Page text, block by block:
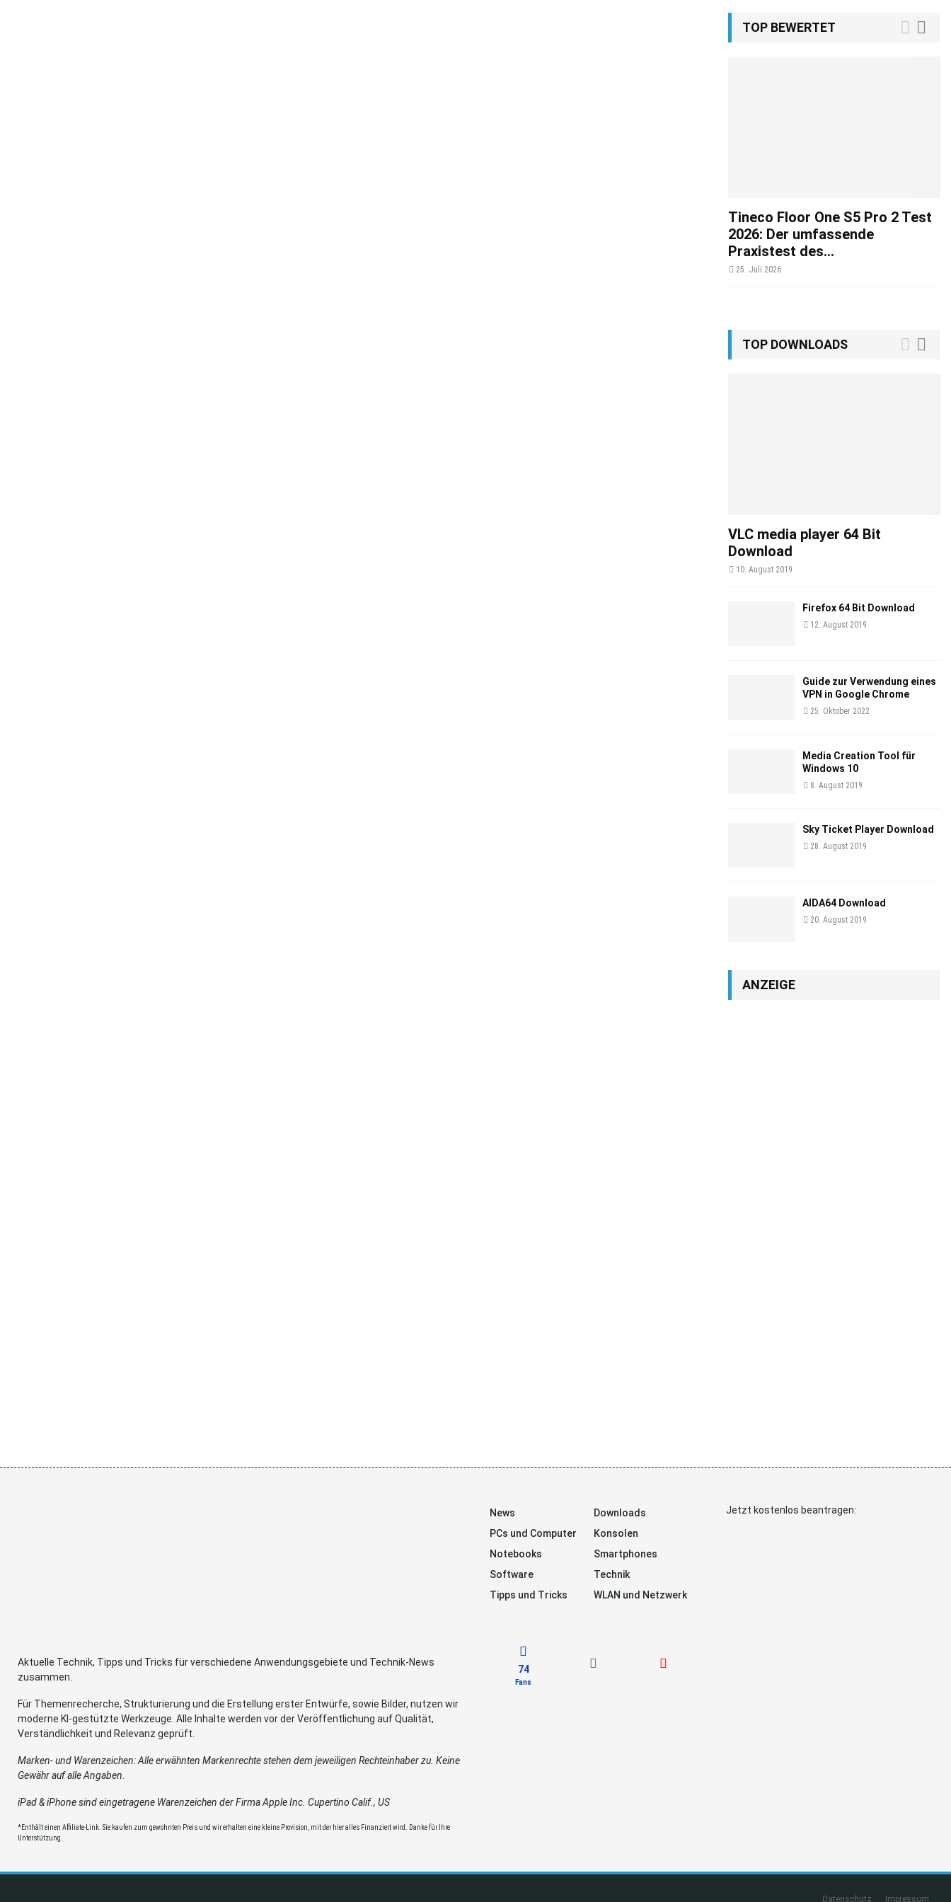
TOP BEWERTET
Tineco Floor One S5 Pro 2 Test
2026: Der umfassende
Praxistest des...
25. Juli 2026
TOP DOWNLOADS
VLC media player 64 Bit
Download
10. August 2019
Firefox 64 Bit Download
12. August 2019
Guide zur Verwendung eines
VPN in Google Chrome
25. Oktober 2022
Media Creation Tool für
Windows 10
8. August 2019
Sky Ticket Player Download
28. August 2019
AIDA64 Download
20. August 2019
ANZEIGE
Aktuelle Technik, Tipps und Tricks für verschiedene Anwendungsgebiete und Technik-News
zusammen.
Für Themenrecherche, Strukturierung und die Erstellung erster Entwürfe, sowie Bilder, nutzen wir
moderne KI-gestützte Werkzeuge. Alle Inhalte werden vor der Veröffentlichung auf Qualität,
Verständlichkeit und Relevanz geprüft.
Marken- und Warenzeichen: Alle erwähnten Markenrechte stehen dem jeweiligen Rechteinhaber zu. Keine
Gewähr auf alle Angaben.
iPad & iPhone sind eingetragene Warenzeichen der Firma Apple Inc. Cupertino Calif., US
*Enthält einen Affiliate-Link. Sie kaufen zum gewohnten Preis und wir erhalten eine kleine Provision, mit der hier alles Finanziert wird. Danke für Ihre
Unterstützung.
News
Downloads
PCs und Computer
Konsolen
Notebooks
Smartphones
Software
Technik
Tipps und Tricks
WLAN und Netzwerk
74
Fans
Jetzt kostenlos beantragen:
Datenschutz Impressum